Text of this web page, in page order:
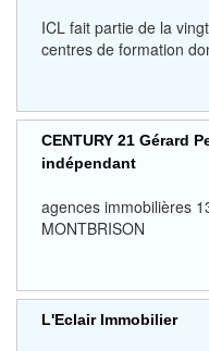
ICL fait partie de la
centres de formation
CENTURY 21 Gérard
indépendant
agences immobilières
MONTBRISON
L'Eclair Immobilier